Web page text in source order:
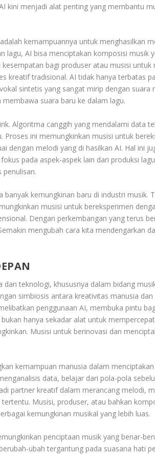
kini menjadi alat penting yang membantu
kemampuannya untuk menghasilkan
AI bisa menciptakan komposisi musik
bagi produser atau musisi untuk
kreatif tradisional. AI tidak hanya terbatas
sintetis yang sangat mirip dengan suara
suara baru ke dalam lagu.
Algoritma canggih yang mendalami data
ini memungkinkan musisi untuk
dengan melodi yang di hasilkan AI. Hal ini
pada aspek-aspek lain dari produksi
banyak kemungkinan baru di industri musik.
musisi untuk bereksperimen
Dengan perkembangan yang terus
mengubah cara kita mendengarkan
dan teknologi, khususnya dalam bidang
simbiosis antara kreativitas manusia
penggunaan AI, membuka pintu
hanya sekadar alat untuk
Musisi untuk berinovasi dan
kemampuan manusia dalam
data, belajar dari pola-pola
partner kreatif dalam merancang melodi,
Musisi, produser, atau bahkan
kemungkinan musikal yang lebih luas.
penciptaan musik yang benar-
ubah tergantung pada suasana hati